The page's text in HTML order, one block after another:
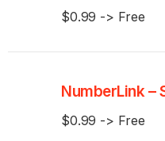
$0.99 -> Free
NumberLink –
$0.99 -> Free